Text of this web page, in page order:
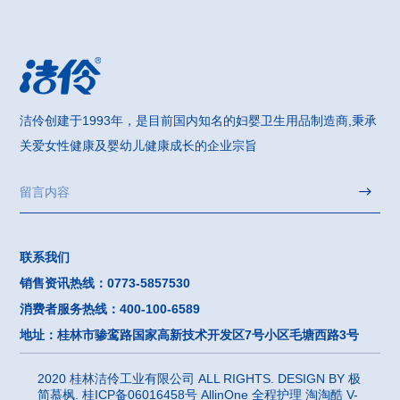
洁伶创建于1993年，是目前国内知名的妇婴卫生用品制造商,秉承
关爱女性健康及婴幼儿健康成长的企业宗旨
联系我们
销售资讯热线：0773-5857530
消费者服务热线：400-100-6589
地址：桂林市骖鸾路国家高新技术开发区7号小区毛塘西路3号
2020 桂林洁伶工业有限公司 ALL RIGHTS. DESIGN BY极
简慕枫. 桂ICP备06016458号 AllinOne 全程护理 淘淘酷 V-